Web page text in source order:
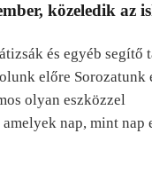
közeledik az
és egyéb segítő
előre Sorozatunk
olyan eszközzel
nap, mint nap